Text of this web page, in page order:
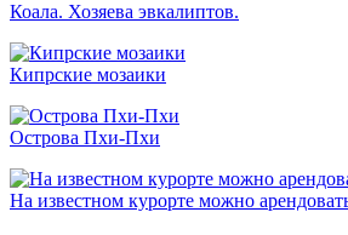
Коала. Хозяева эвкалиптов.
Кипрские мозаики
Острова Пхи-Пхи
На известном курорте можно